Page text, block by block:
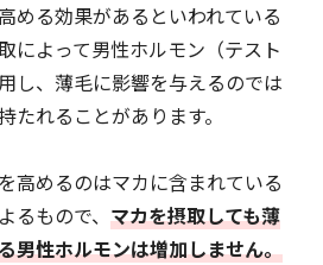
める効果があるといわれている
によって男性ホルモン（テスト
し、薄毛に影響を与えるのでは
たれることがあります。
高めるのはマカに含まれている
るもので、 マカを摂取しても薄
男性ホルモンは増加しません。